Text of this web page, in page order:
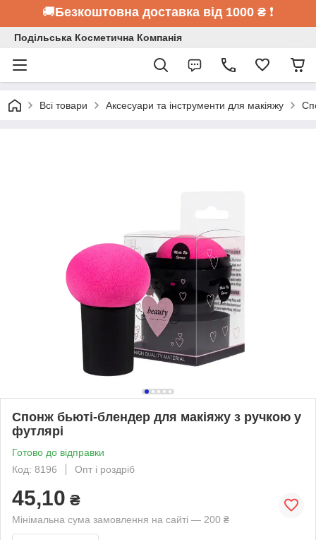
🚚Безкоштовна доставка від 1000 ₴ ❗
Подільська Косметична Компанія
Всі товари Аксесуари та інструменти для макіяжу
Спонж бьюті-блендер для макіяжу з ручкою у
футлярі
Готово до відправки
Код: 8196
Опт і роздріб
45,10 ₴
Мінімальна сума замовлення на сайті — 200 ₴